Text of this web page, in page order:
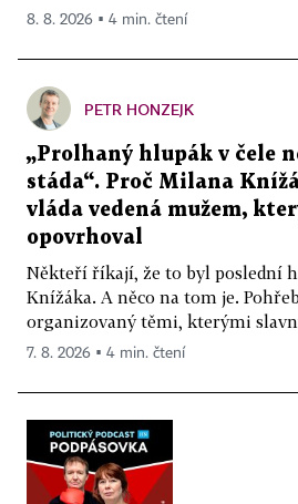
8. 8. 2026 ▪ 4 min. čtení
PETR HONZEJK
„Prolhaný hlupák v čele
stáda“. Proč Milana
vláda vedená mužem,
opovrhoval
Někteří říkají, že to byl poslední
Knížáka. A něco na tom je.
organizovaný těmi, kterými
7. 8. 2026 ▪ 4 min. čtení